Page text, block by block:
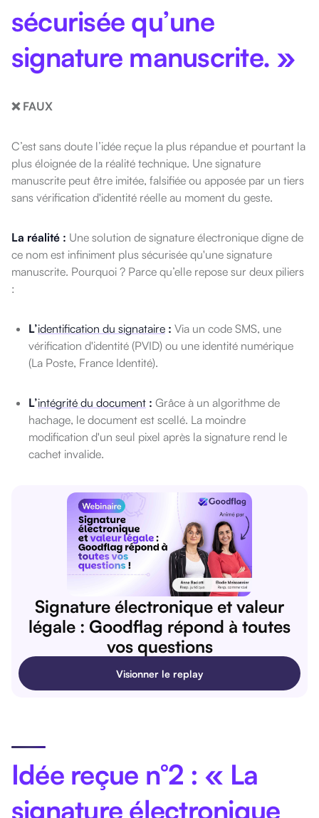
sécurisée qu’une
signature manuscrite. »
❌ FAUX
C’est sans doute l’idée reçue la plus répandue et pourtant la
plus éloignée de la réalité technique. Une signature
manuscrite peut être imitée, falsifiée ou apposée par un tiers
sans vérification d'identité réelle au moment du geste.
La réalité : Une solution de signature électronique digne de
ce nom est infiniment plus sécurisée qu'une signature
manuscrite. Pourquoi ? Parce qu’elle repose sur deux piliers
:
L’identification du signataire : Via un code SMS, une
vérification d'identité (PVID) ou une identité numérique
(La Poste, France Identité).
L’intégrité du document : Grâce à un algorithme de
hachage, le document est scellé. La moindre
modification d'un seul pixel après la signature rend le
cachet invalide.
Signature électronique et valeur
légale : Goodflag répond à toutes
vos questions
Visionner le replay
Idée reçue n°2 : « La
signature électronique